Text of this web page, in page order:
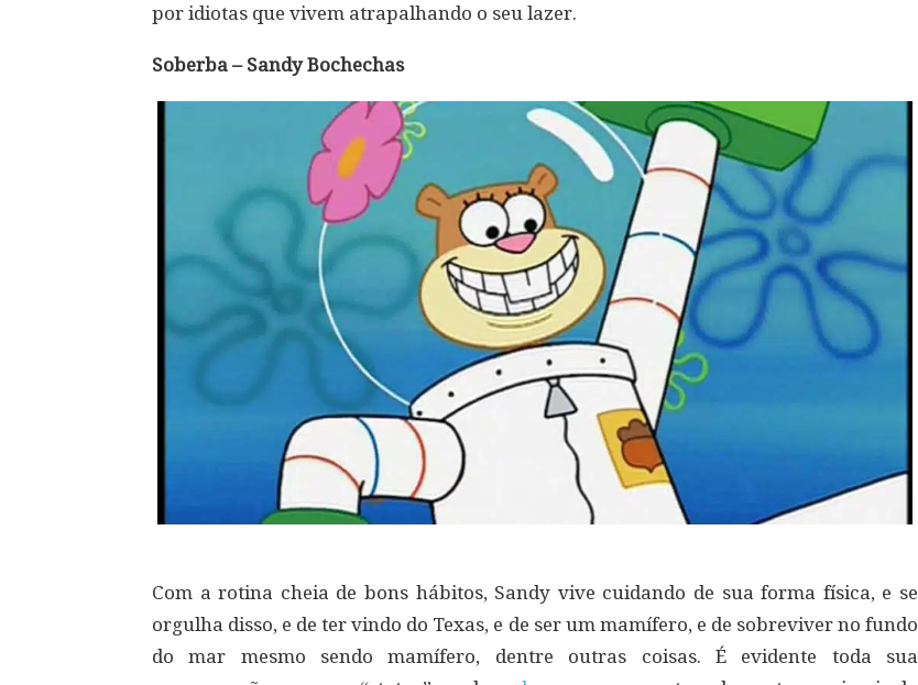
por idiotas que vivem atrapalhando o seu lazer.
Soberba – Sandy Bochechas
Com a rotina cheia de bons hábitos, Sandy vive cuidando de sua forma física, e se
orgulha disso, e de ter vindo do Texas, e de ser um mamífero, e de sobreviver no fundo
do mar mesmo sendo mamífero, dentre outras coisas. É evidente toda sua